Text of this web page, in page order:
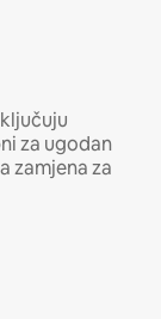
za ugodan
zamjena za